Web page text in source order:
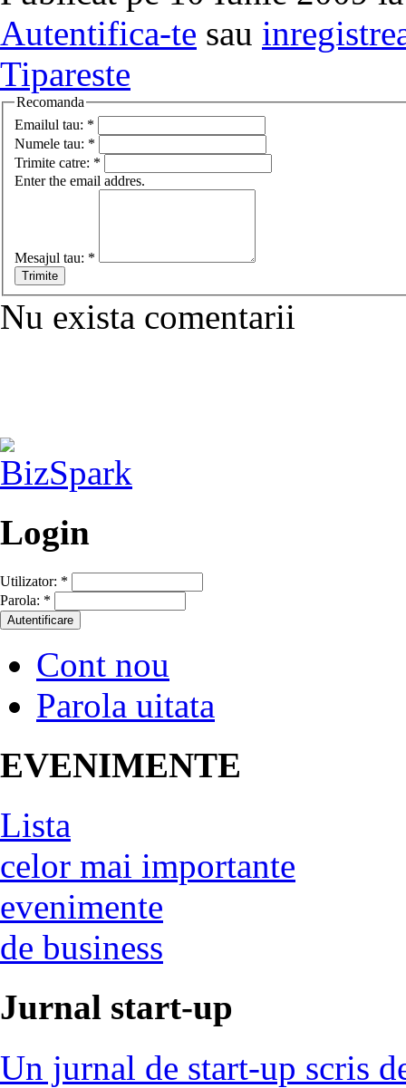
Autentifica-te sau
Tipareste
Recomanda
Emailul tau: *
Numele tau: *
Trimite catre: *
Enter the email addres.
Mesajul tau: *
Nu exista comentarii
Login
Utilizator: *
Parola: *
Cont nou
Parola uitata
EVENIMENTE
Lista
celor mai importante
evenimente
de business
Jurnal start-up
Un jurnal de start-up scris